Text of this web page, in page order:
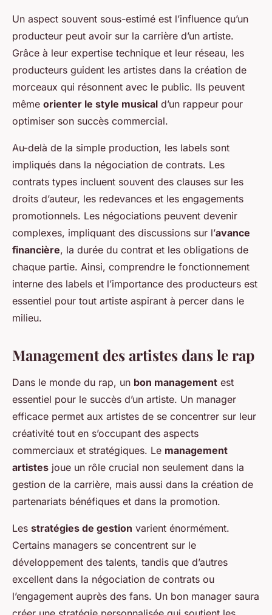
Un aspect souvent sous-estimé est l’influence qu’un
producteur peut avoir sur la carrière d’un artiste.
Grâce à leur expertise technique et leur réseau, les
producteurs guident les artistes dans la création de
morceaux qui résonnent avec le public. Ils peuvent
même orienter le style musical d’un rappeur pour
optimiser son succès commercial.
Au-delà de la simple production, les labels sont
impliqués dans la négociation de contrats. Les
contrats types incluent souvent des clauses sur les
droits d’auteur, les redevances et les engagements
promotionnels. Les négociations peuvent devenir
complexes, impliquant des discussions sur l’avance
financière, la durée du contrat et les obligations de
chaque partie. Ainsi, comprendre le fonctionnement
interne des labels et l’importance des producteurs est
essentiel pour tout artiste aspirant à percer dans le
milieu.
Management des artistes dans le rap
Dans le monde du rap, un bon management est
essentiel pour le succès d’un artiste. Un manager
efficace permet aux artistes de se concentrer sur leur
créativité tout en s’occupant des aspects
commerciaux et stratégiques. Le management
artistes joue un rôle crucial non seulement dans la
gestion de la carrière, mais aussi dans la création de
partenariats bénéfiques et dans la promotion.
Les stratégies de gestion varient énormément.
Certains managers se concentrent sur le
développement des talents, tandis que d’autres
excellent dans la négociation de contrats ou
l’engagement auprès des fans. Un bon manager saura